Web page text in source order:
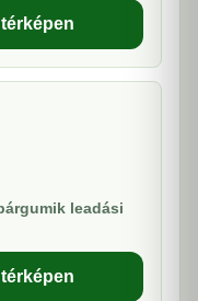
leadási